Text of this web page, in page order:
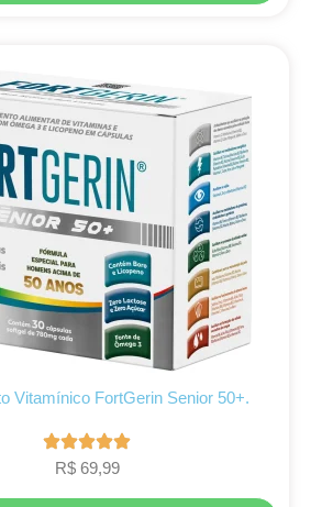
Vitamínico FortGerin Senior 50+.
R$69,99